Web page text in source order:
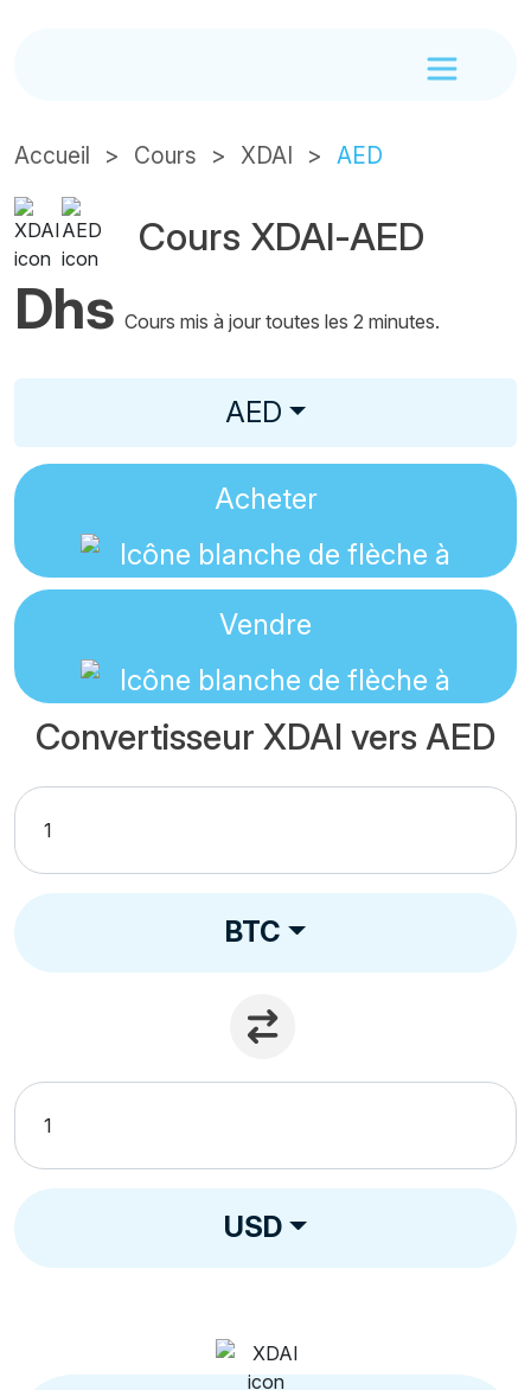
Accueil Cours XDAI AED
Cours XDAI-AED
Dhs Cours mis à jour toutes les 2 minutes.
AED
Acheter
Vendre
Convertisseur XDAI vers AED
BTC
USD